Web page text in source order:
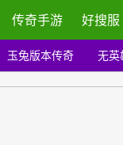
传奇手游 好搜服
玉兔版本传奇 无英